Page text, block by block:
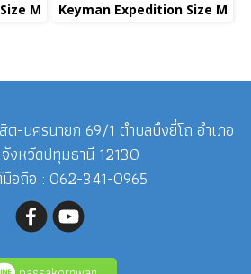
M Keyman Expedition Size M
-นครนายก 69/1 ตำบลบึงยี่โถ อำเภอ
งหวัดปทุมธานี 12130
อถือ : 062-341-0965